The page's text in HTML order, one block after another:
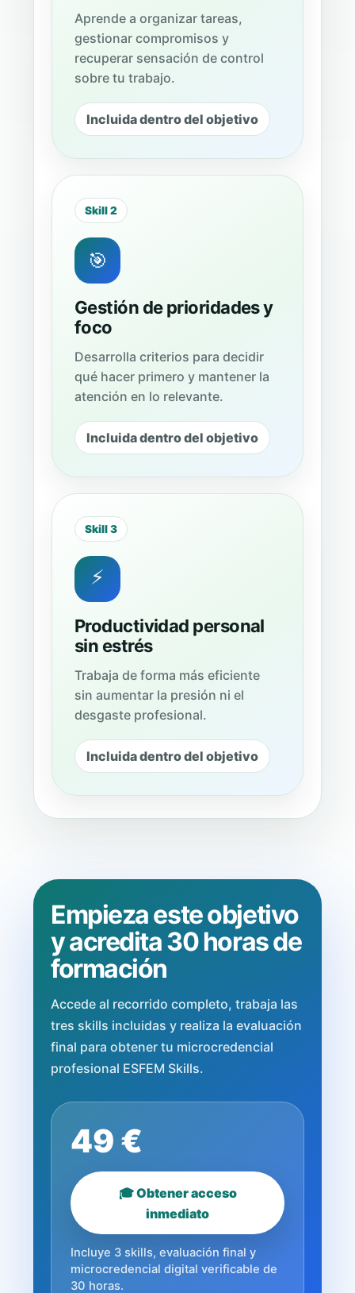
Aprende a organizar tareas,
gestionar compromisos y
recuperar sensación de control
sobre tu trabajo.
Incluida dentro del objetivo
Skill 2
🎯
Gestión de prioridades y
foco
Desarrolla criterios para decidir
qué hacer primero y mantener la
atención en lo relevante.
Incluida dentro del objetivo
Skill 3
⚡
Productividad personal
sin estrés
Trabaja de forma más eficiente
sin aumentar la presión ni el
desgaste profesional.
Incluida dentro del objetivo
Empieza este objetivo
y acredita 30 horas de
formación
Accede al recorrido completo, trabaja las
tres skills incluidas y realiza la evaluación
final para obtener tu microcredencial
profesional ESFEM Skills.
49 €
🎓 Obtener acceso
inmediato
Incluye 3 skills, evaluación final y
microcredencial digital verificable de
30 horas.